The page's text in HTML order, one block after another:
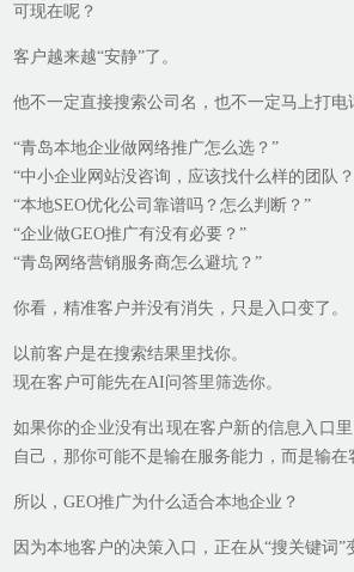
可现在呢？
客户越来越“安静”了。
他不一定直接搜索公司名，也不一定马上打电
“青岛本地企业做网络推广怎么选？”
“中小企业网站没咨询，应该找什么样的团队
“本地SEO优化公司靠谱吗？怎么判断？”
“企业做GEO推广有没有必要？”
“青岛网络营销服务商怎么避坑？”
你看，精准客户并没有消失，只是入口变了。
以前客户是在搜索结果里找你。
现在客户可能先在AI问答里筛选你。
如果你的企业没有出现在客户新的信息入口
自己，那你可能不是输在服务能力，而是输
所以，GEO推广为什么适合本地企业？
因为本地客户的决策入口，正在从“搜关键词”